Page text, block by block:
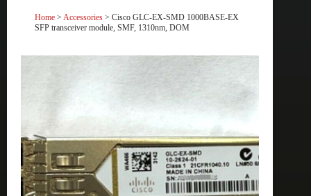
Home > Accessories > Cisco GLC-EX-SMD 1000BASE-EX
SFP transceiver module, SMF, 1310nm, DOM